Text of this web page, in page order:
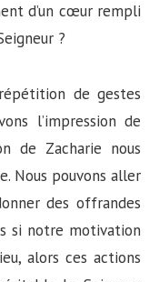
d’un cœur rempli
?
de gestes
l’impression de
de Zacharie nous
Nous pouvons aller
des offrandes
si notre motivation
alors ces actions